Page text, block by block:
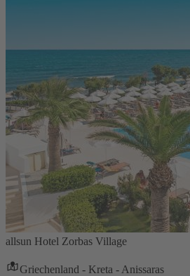
allsun Hotel Zorbas Village
Griechenland - Kreta - Anissaras